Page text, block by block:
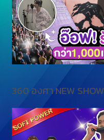
360 องศา NEW SHOW